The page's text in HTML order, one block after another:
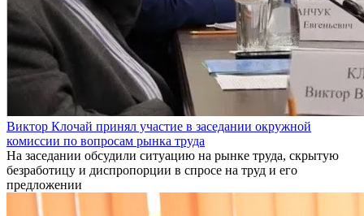
Виктор Клочай принял участие в заседании окружной
комиссии по вопросам рынка труда
На заседании обсудили ситуацию на рынке труда, скрытую
безработицу и диспропорции в спросе на труд и его
предложении